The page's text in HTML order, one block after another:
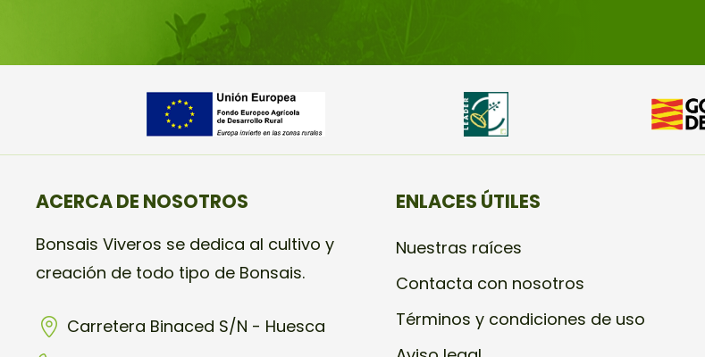
ACERCA DE NOSOTROS
Bonsais Viveros se dedica al cultivo y
creación de todo tipo de Bonsais.
Carretera Binaced S/N - Huesca
ENLACES ÚTILES
Nuestras raíces
Contacta con nosotros
Términos y condiciones de uso